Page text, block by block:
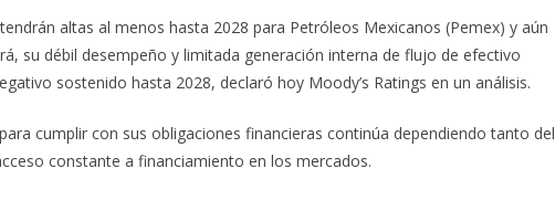
altas al menos hasta 2028 para Petróleos Mexicanos (Pemex) y aún
su débil desempeño y limitada generación interna de flujo de efectivo
sostenido hasta 2028, declaró hoy Moody’s Ratings en un análisis.
cumplir con sus obligaciones financieras continúa dependiendo tanto del
constante a financiamiento en los mercados.